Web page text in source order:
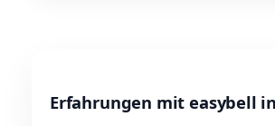
Erfahrungen mit easybell